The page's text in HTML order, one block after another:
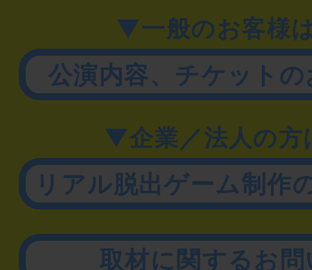
▼一般のお客様
公演内容、チケット
▼企業／法人の方
リアル脱出ゲーム制作
取材に関するお